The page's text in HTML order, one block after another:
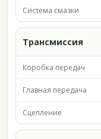
Система смазки
Трансмиссия
Коробка передач
Главная передача
Сцепление